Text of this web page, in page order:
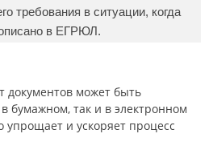
требования в ситуации, когда
в ЕГРЮЛ.
документов может быть
бумажном, так и в электронном
упрощает и ускоряет процесс